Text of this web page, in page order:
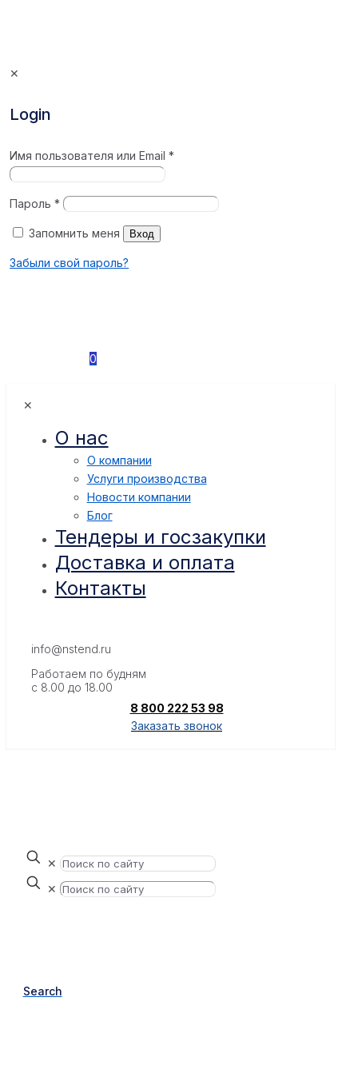
✕
Login
Имя пользователя или Email*
Пароль*
Запомнить меня Вход
Забыли свой пароль?
0
✕
О нас
О компании
Услуги производства
Новости компании
Блог
Тендеры и госзакупки
Доставка и оплата
Контакты
info@nstend.ru
Работаем по будням
с 8.00 до 18.00
8 800 222 53 98
Заказать звонок
✕
✕
Search